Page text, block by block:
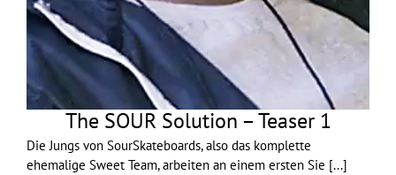
The SOUR Solution – Teaser 1
Die Jungs von SourSkateboards, also das komplette
ehemalige Sweet Team, arbeiten an einem ersten Sie [...]